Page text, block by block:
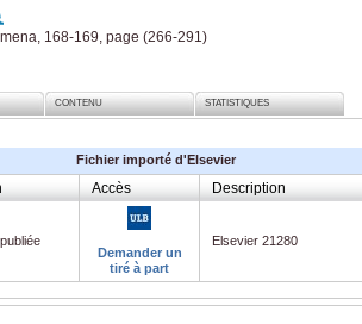
168-169, page (266-291)
CONTENU STATISTIQUES
Fichier importé d'Elsevier
Accès Description
Demander un
tiré à part
Elsevier 21280